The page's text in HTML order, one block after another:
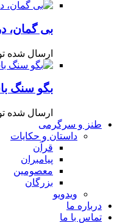
بى گمان،
ارسال شده
بگو سنگ
ارسال شده
طنز و سرگرمی
داستان و حکایات
قرآن
پیامبران
معصومین
بزرگان
ویدویو
درباره ما
تماس با ما